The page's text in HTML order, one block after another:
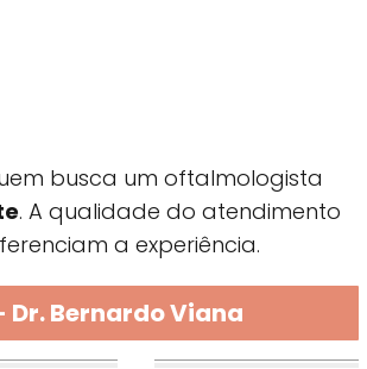
busca um oftalmologista
. A qualidade do atendimento
a experiência.
Bernardo Viana